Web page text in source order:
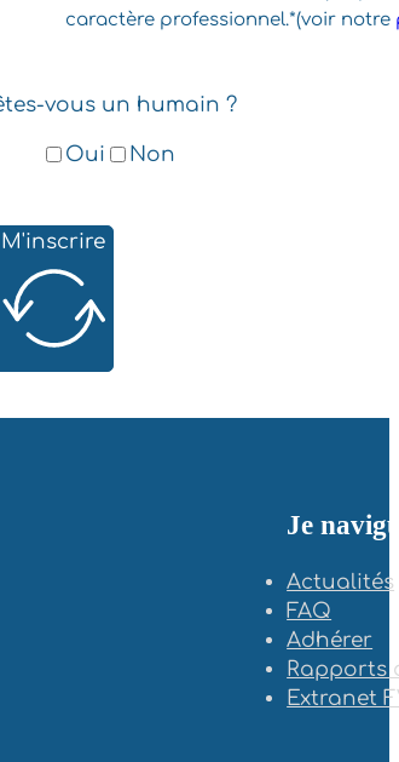
caractère professionnel.*(voir notre
vous un humain ?
Oui Non
M'inscrire
Je
Actualités
FAQ
Adhérer
Rapports
Extranet